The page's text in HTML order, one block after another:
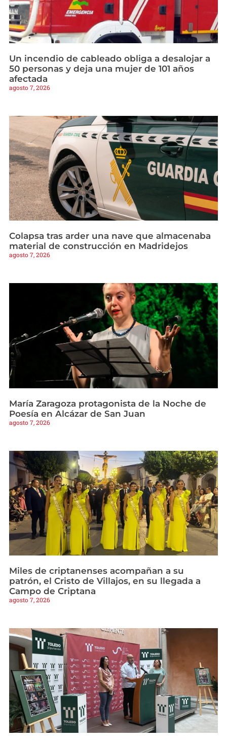
Un incendio de cableado obliga a desalojar a
50 personas y deja una mujer de 101 años
afectada
agosto 7, 2026
Colapsa tras arder una nave que almacenaba
material de construcción en Madridejos
agosto 7, 2026
María Zaragoza protagonista de la Noche de
Poesía en Alcázar de San Juan
agosto 7, 2026
Miles de criptanenses acompañan a su
patrón, el Cristo de Villajos, en su llegada a
Campo de Criptana
agosto 7, 2026